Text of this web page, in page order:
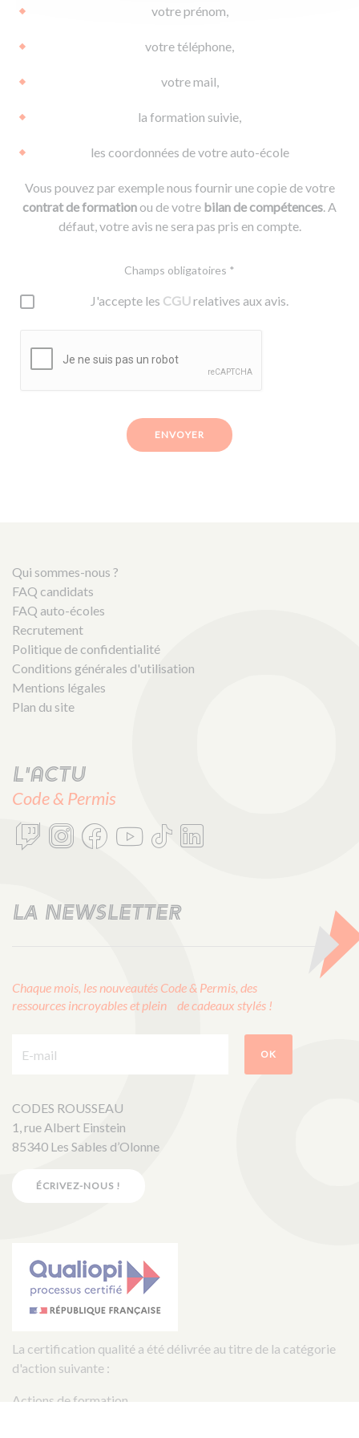
votre prénom,
votre téléphone,
votre mail,
la formation suivie,
les coordonnées de votre auto-école
Vous pouvez par exemple nous fournir une copie de votre
contrat de formationou de votre bilan de compétences. A
défaut, votre avis ne sera pas pris en compte.
Champs obligatoires *
J'accepte les CGUrelatives aux avis.
ENVOYER
Qui sommes-nous ?
FAQ candidats
FAQ auto-écoles
Recrutement
Politique de confidentialité
Conditions générales d'utilisation
Mentions légales
Plan du site
L'actu
Code & Permis
LA NEWSLETTER
Chaque mois, les nouveautés Code & Permis, des
ressources incroyables et plein de cadeaux stylés !
OK
CODES ROUSSEAU
1, rue Albert Einstein
85340 Les Sables d’Olonne
ÉCRIVEZ-NOUS !
La certification qualité a été délivrée au titre de la catégorie
d'action suivante :
Actions de formation